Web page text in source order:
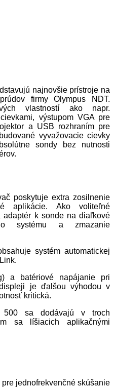
najnovšie prístroje na
firmy Olympus NDT.
vlastností ako napr.
výstupom VGA pre
a USB rozhraním pre
vyvažovacie cievky
sondy bez nutnosti
poskytuje extra zosilnenie
aplikácie. Ako voliteľné
adaptér k sonde na diaľkové
systému a zmazanie
systém automatickej
a batériové napájanie pri
je ďalšou výhodou v
kritická.
500 sa dodávajú v troch
sa líšiacich aplikačnými
jednofrekvenčné skúšanie